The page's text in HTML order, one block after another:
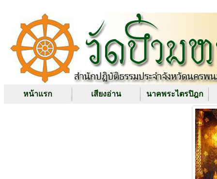
หน้าแรก เสียงอ่าน นาคพระไตรปิฎก